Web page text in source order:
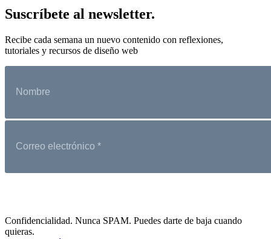
Suscríbete al newsletter.
Recibe cada semana un nuevo contenido con reflexiones,
tutoriales y recursos de diseño web
Confidencialidad. Nunca SPAM. Puedes darte de baja cuando
quieras.